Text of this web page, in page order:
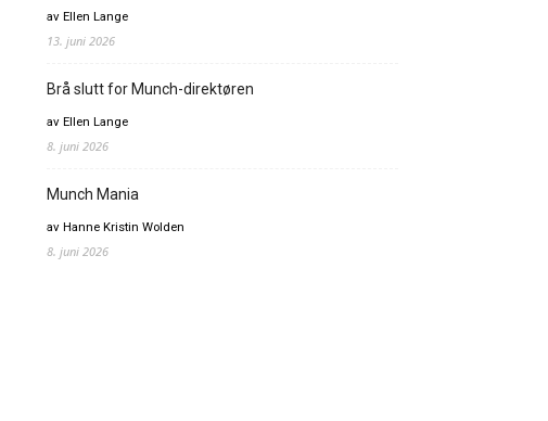
av Ellen Lange
13. juni 2026
Brå slutt for Munch-direktøren
av Ellen Lange
8. juni 2026
Munch Mania
av Hanne Kristin Wolden
8. juni 2026